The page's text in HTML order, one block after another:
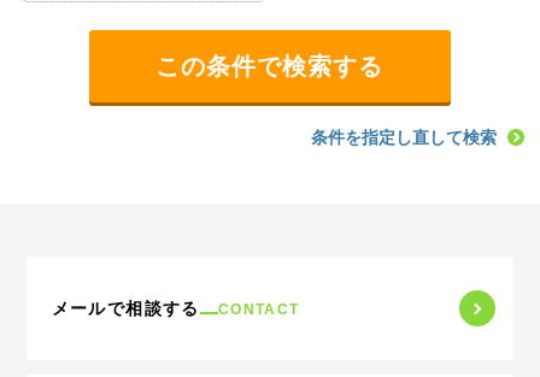
条件を指定し直して検索
メールで相談する CONTACT